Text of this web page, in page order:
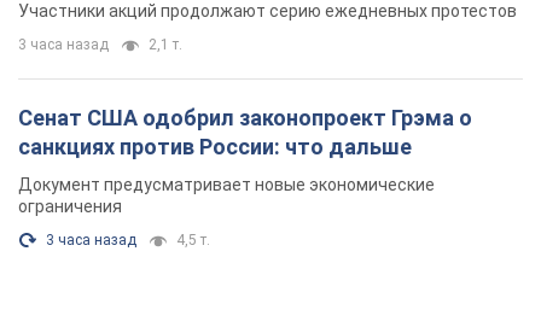
Участники акций продолжают серию ежедневных протестов
3 часа назад 2,1 т.
Сенат США одобрил законопроект Грэма о
санкциях против России: что дальше
Документ предусматривает новые экономические
ограничения
3 часа назад 4,5 т.